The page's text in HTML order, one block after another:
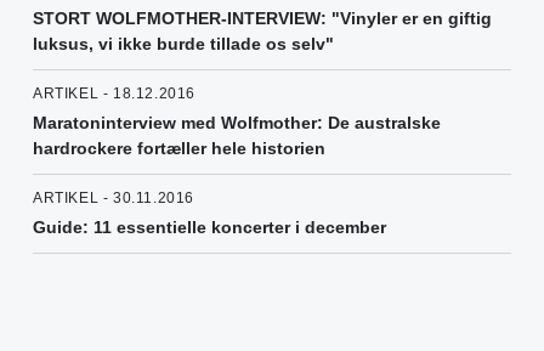
STORT WOLFMOTHER-INTERVIEW: "Vinyler er en giftig
luksus, vi ikke burde tillade os selv"
ARTIKEL - 18.12.2016
Maratoninterview med Wolfmother: De australske
hardrockere fortæller hele historien
ARTIKEL - 30.11.2016
Guide: 11 essentielle koncerter i december